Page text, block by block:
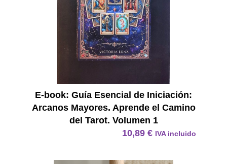
E-book: Guía Esencial de Iniciación:
Arcanos Mayores. Aprende el Camino
del Tarot. Volumen 1
10,89 € IVA incluido